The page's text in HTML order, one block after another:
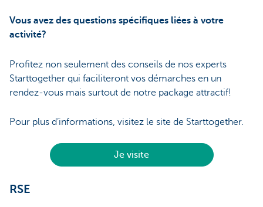
Vous avez des questions spécifiques liées à votre
activité?
Profitez non seulement des conseils de nos experts
Starttogether qui faciliteront vos démarches en un
rendez-vous mais surtout de notre package attractif!
Pour plus d’informations, visitez le site de Starttogether.
Je visite
RSE